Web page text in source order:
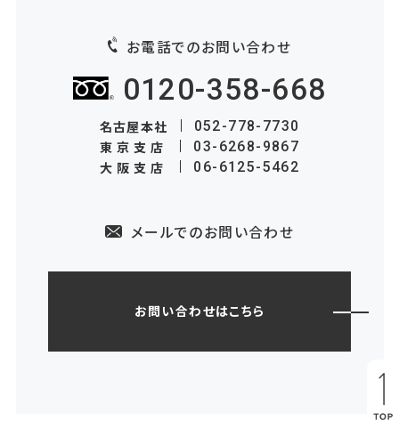
お電話でのお問い合わせ
0120-358-668
名古屋本社 052-778-7730
東京支店 03-6268-9867
大阪支店 06-6125-5462
メールでのお問い合わせ
お問い合わせはこちら